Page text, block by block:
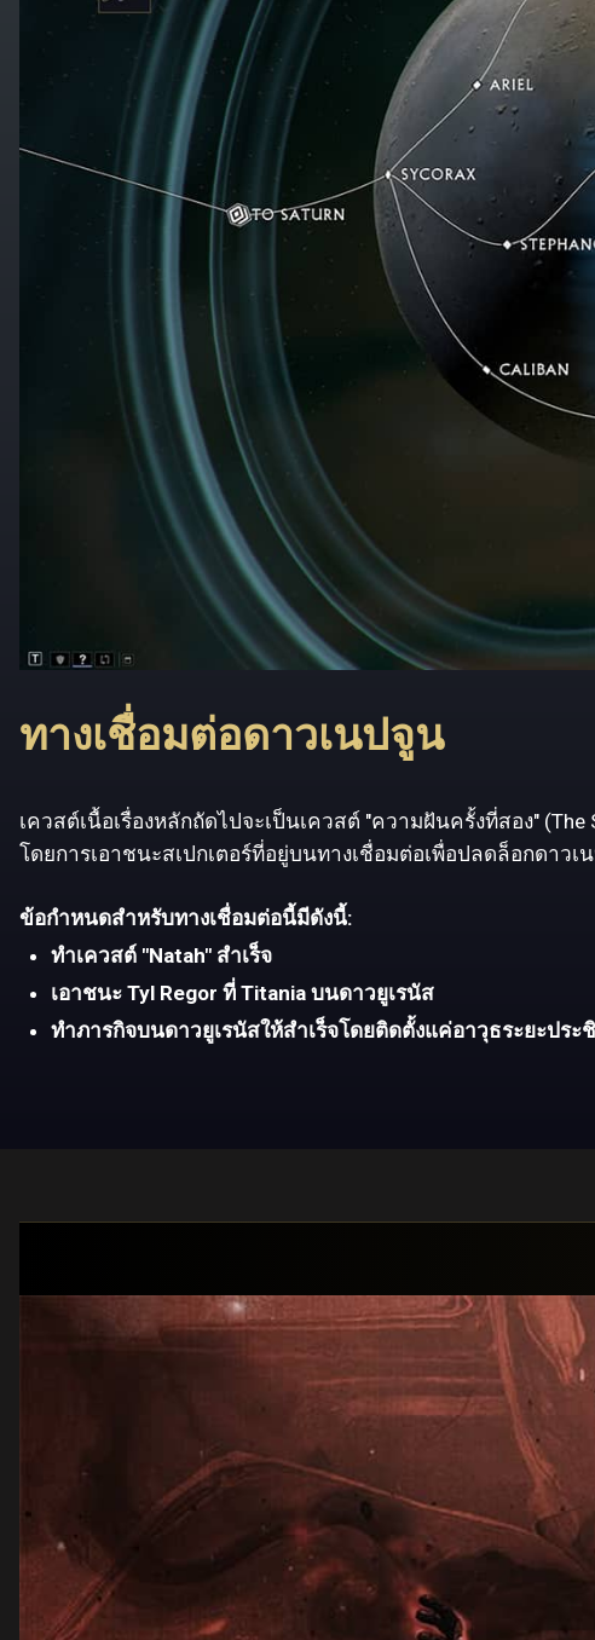
ทางเชื่อมต่อดาวเนปจูน
เควสต์เนื้อเรื่องหลักถัดไปจะเป็นเควสต์ "ความฝันครั้งที่สอง"
โดยการเอาชนะสเปกเตอร์ที่อยู่บนทางเชื่อมต่อเพื่อปลดล็อกดาว
ข้อกำหนดสำหรับทางเชื่อมต่อนี้มีดังนี้:
ทำเควสต์ "Natah" สำเร็จ
เอาชนะ Tyl Regor ที่ Titania บนดาวยูเรนัส
ทำภารกิจบนดาวยูเรนัสให้สำเร็จโดยติดตั้งแค่อาวุธระยะประ